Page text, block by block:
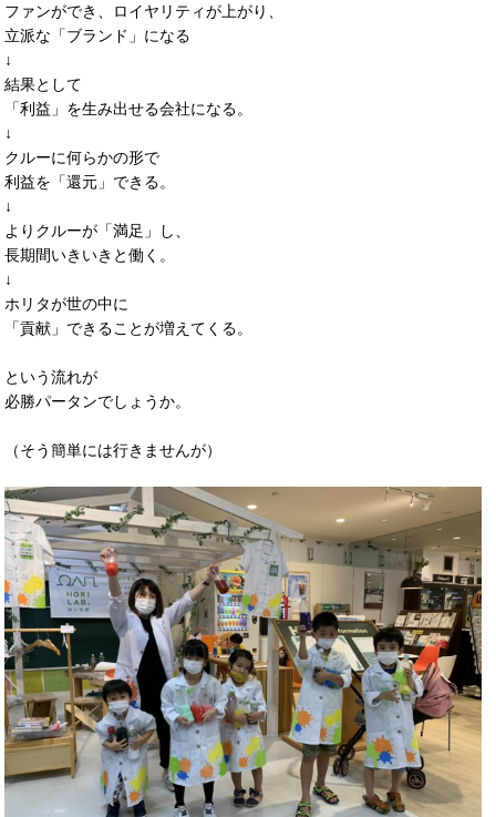
ファンができ、ロイヤリティが上がり、
立派な「ブランド」になる
↓
結果として
「利益」を生み出せる会社になる。
↓
クルーに何らかの形で
利益を「還元」できる。
↓
よりクルーが「満足」し、
長期間いきいきと働く。
↓
ホリタが世の中に
「貢献」できることが増えてくる。
という流れが
必勝パータンでしょうか。
（そう簡単には行きませんが）